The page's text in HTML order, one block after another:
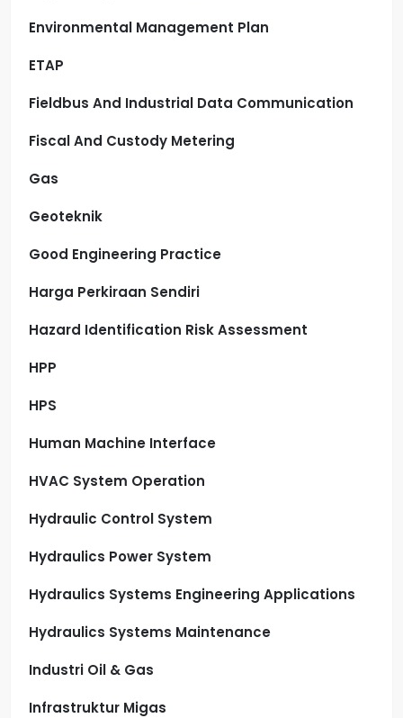
Environmental Management Plan
ETAP
Fieldbus And Industrial Data Communication
Fiscal And Custody Metering
Gas
Geoteknik
Good Engineering Practice
Harga Perkiraan Sendiri
Hazard Identification Risk Assessment
HPP
HPS
Human Machine Interface
HVAC System Operation
Hydraulic Control System
Hydraulics Power System
Hydraulics Systems Engineering Applications
Hydraulics Systems Maintenance
Industri Oil & Gas
Infrastruktur Migas